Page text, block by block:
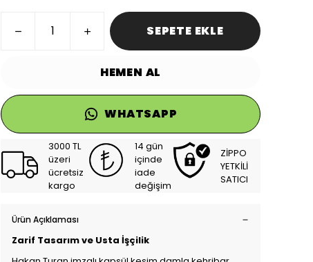
SEPETE EKLE
HEMEN AL
WHATSAPP
3000 TL
üzeri
ücretsiz
kargo
14 gün
içinde
iade
değişim
ZİPPO
YETKİLİ
SATICI
Ürün Açıklaması
Zarif Tasarım ve Usta İşçilik